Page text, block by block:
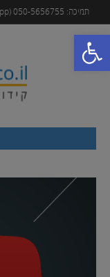
פתח סרגל נגישות
תמיכה: 050-5656755 (SMS, WhatsApp, שיחת טלפון) | Support@instar.co.il